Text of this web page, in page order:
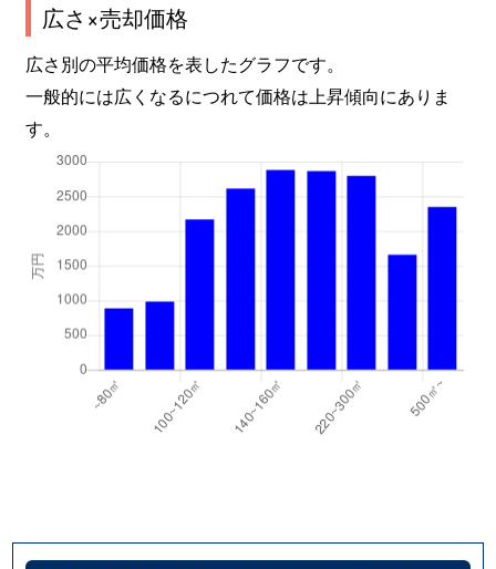
広さ×売却価格
広さ別の平均価格を表したグラフです。
一般的には広くなるにつれて価格は上昇傾向にありま
す。